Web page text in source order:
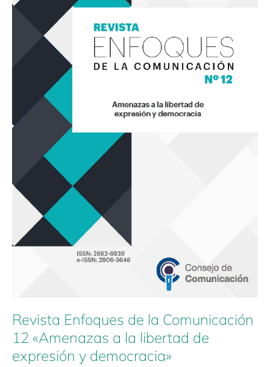
Revista Enfoques de la Comunicación
12 «Amenazas a la libertad de
expresión y democracia»
la
Comunicación
«Amenazas
expresión
y